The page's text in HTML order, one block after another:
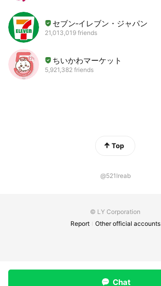
セブン‐イレブン・ジャパン
21,013,019 friends
ちいかわマーケット
5,921,382 friends
Top
@521lreab
© LY Corporation
Report
Other official accounts
Chat